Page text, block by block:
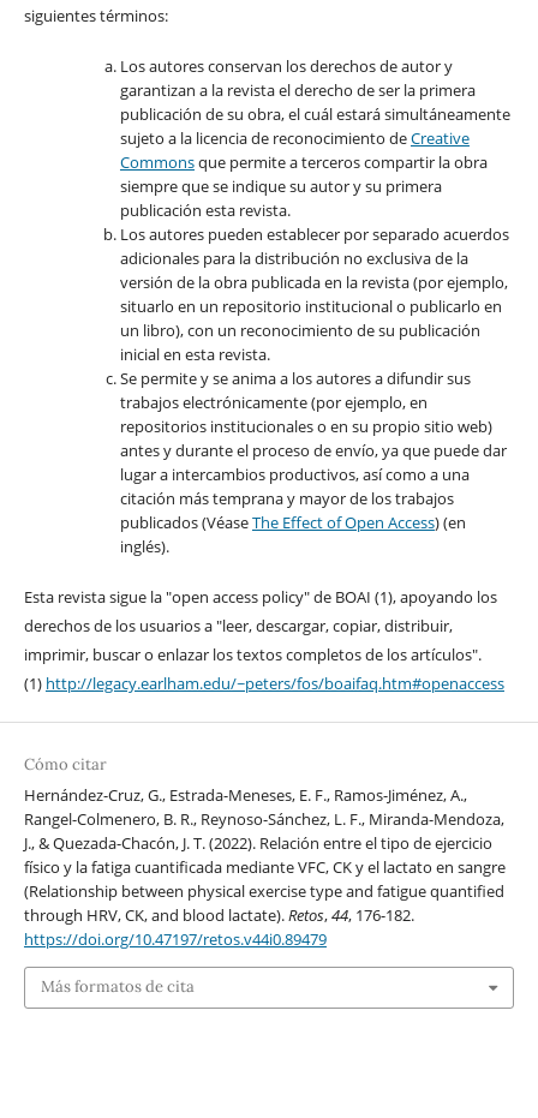
siguientes términos:
Los autores conservan los derechos de autor y
garantizan a la revista el derecho de ser la primera
publicación de su obra, el cuál estará simultáneamente
sujeto a la licencia de reconocimiento deCreative
Commonsque permite a terceros compartir la obra
siempre que se indique su autor y su primera
publicación esta revista.
Los autores pueden establecer por separado acuerdos
adicionales para la distribución no exclusiva de la
versión de la obra publicada en la revista (por ejemplo,
situarlo en un repositorio institucional o publicarlo en
un libro), con un reconocimiento de su publicación
inicial en esta revista.
Se permite y se anima a los autores a difundir sus
trabajos electrónicamente (por ejemplo, en
repositorios institucionales o en su propio sitio web)
antes y durante el proceso de envío, ya que puede dar
lugar a intercambios productivos, así como a una
citación más temprana y mayor de los trabajos
publicados (VéaseThe Effect of Open Access) (en
inglés).
Esta revista sigue la "open access policy" de BOAI (1), apoyando los
derechos de los usuarios a "leer, descargar, copiar, distribuir,
imprimir, buscar o enlazar los textos completos de los artículos".
(1) http://legacy.earlham.edu/~peters/fos/boaifaq.htm#openaccess
Cómo citar
Hernández-Cruz, G., Estrada-Meneses, E. F., Ramos-Jiménez, A.,
Rangel-Colmenero, B. R., Reynoso-Sánchez, L. F., Miranda-Mendoza,
J., & Quezada-Chacón, J. T. (2022). Relación entre el tipo de ejercicio
físico y la fatiga cuantificada mediante VFC, CK y el lactato en sangre
(Relationship between physical exercise type and fatigue quantified
through HRV, CK, and blood lactate).Retos,44, 176-182.
https://doi.org/10.47197/retos.v44i0.89479
Más formatos de cita